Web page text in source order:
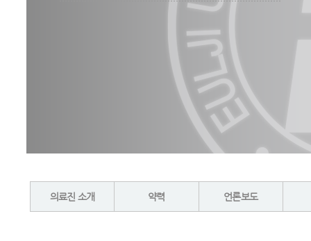
의료진 소개 약력 언론보도